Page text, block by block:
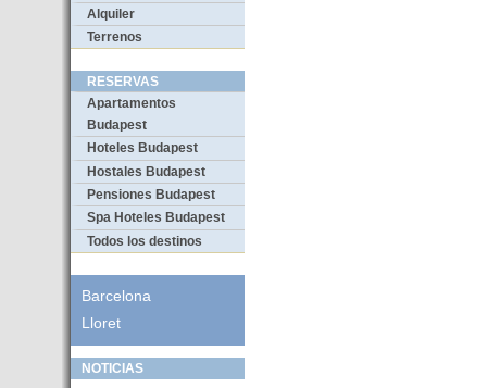
Alquiler
Terrenos
RESERVAS
Apartamentos
Budapest
Hoteles Budapest
Hostales Budapest
Pensiones Budapest
Spa Hoteles Budapest
Todos los destinos
Barcelona
Lloret
NOTICIAS